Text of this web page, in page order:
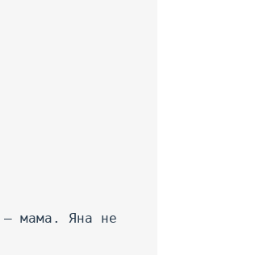
— мама. Яна не